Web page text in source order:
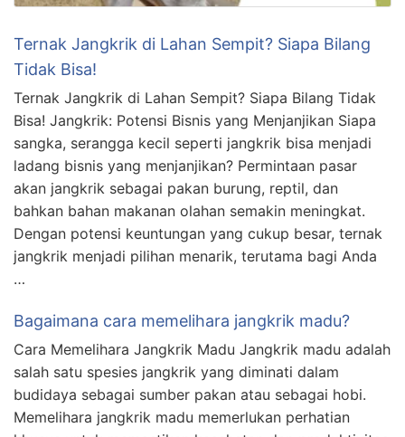
Ternak Jangkrik di Lahan Sempit? Siapa Bilang
Tidak Bisa!
Ternak Jangkrik di Lahan Sempit? Siapa Bilang Tidak
Bisa! Jangkrik: Potensi Bisnis yang Menjanjikan Siapa
sangka, serangga kecil seperti jangkrik bisa menjadi
ladang bisnis yang menjanjikan? Permintaan pasar
akan jangkrik sebagai pakan burung, reptil, dan
bahkan bahan makanan olahan semakin meningkat.
Dengan potensi keuntungan yang cukup besar, ternak
jangkrik menjadi pilihan menarik, terutama bagi Anda
…
Bagaimana cara memelihara jangkrik madu?
Cara Memelihara Jangkrik Madu Jangkrik madu adalah
salah satu spesies jangkrik yang diminati dalam
budidaya sebagai sumber pakan atau sebagai hobi.
Memelihara jangkrik madu memerlukan perhatian